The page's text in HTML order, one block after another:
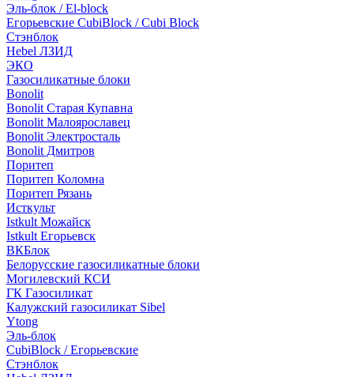
Эль-блок / El-block
Егорьевские CubiBlock / Cubi Block
Стэнблок
Hebel ЛЗИД
ЭКО
Газосиликатные блоки
Bonolit
Bonolit Старая Купавна
Bonolit Малоярославец
Bonolit Электросталь
Bonolit Дмитров
Поритеп
Поритеп Коломна
Поритеп Рязань
Исткульт
Istkult Можайск
Istkult Егорьевск
ВКБлок
Белорусские газосиликатные блоки
Могилевский КСИ
ГК Газосиликат
Калужский газосиликат Sibel
Ytong
Эль-блок
CubiBlock / Егорьевские
Стэнблок